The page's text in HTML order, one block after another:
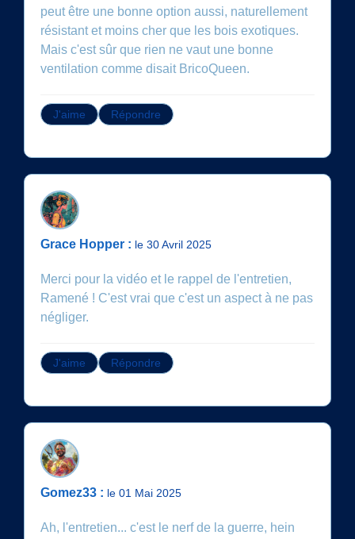
peut être une bonne option aussi, naturellement
résistant et moins cher que les bois exotiques.
Mais c'est sûr que rien ne vaut une bonne
ventilation comme disait BricoQueen.
J'aime Répondre
Grace Hopper : le 30 Avril 2025
Merci pour la vidéo et le rappel de l'entretien,
Ramené ! C'est vrai que c'est un aspect à ne pas
négliger.
J'aime Répondre
Gomez33 : le 01 Mai 2025
Ah, l'entretien... c'est le nerf de la guerre, hein